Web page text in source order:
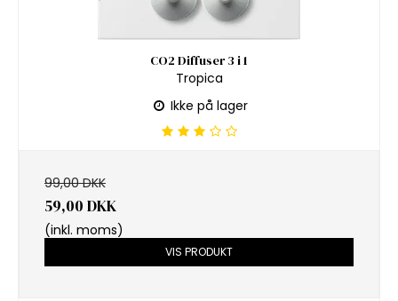
CO2 Diffuser 3 i 1
Tropica
Ikke på lager
99,00 DKK
59,00 DKK
(inkl. moms)
VIS PRODUKT